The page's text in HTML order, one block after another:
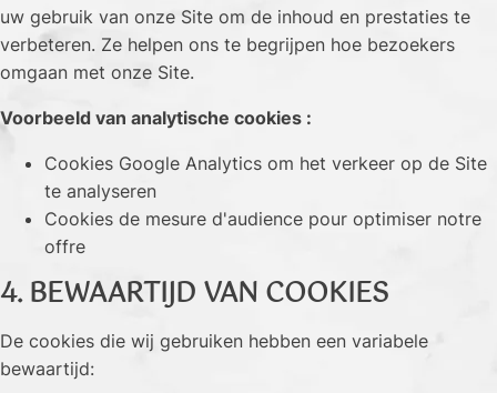
uw gebruik van onze Site om de inhoud en prestaties te
verbeteren. Ze helpen ons te begrijpen hoe bezoekers
omgaan met onze Site.
Voorbeeld van analytische cookies :
Cookies Google Analytics om het verkeer op de Site
te analyseren
Cookies de mesure d'audience pour optimiser notre
offre
4. BEWAARTIJD VAN COOKIES
De cookies die wij gebruiken hebben een variabele
bewaartijd: